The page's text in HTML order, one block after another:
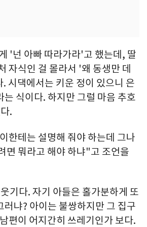
'넌 아빠 따라가라'고 했는데, 딸
자식인 걸 몰라서 '왜 동생만 데
시댁에서는 키운 정이 있으니 은
는 식이다. 하지만 그럴 마음 추호
.
한테는 설명해 줘야 하는데 그나
면 뭐라고 해야 하냐"고 조언을
기다. 자기 아들은 홀가분하게 또
러냐? 아이는 불쌍하지만 그 집구
편이 어지간히 쓰레기인가 보다.